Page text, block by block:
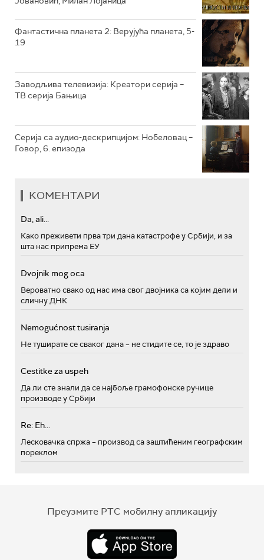
Фантастична планета 2: Верујућа планета, 5-
19
Заводљива телевизија: Креатори серија –
ТВ серија Бањица
Серија са аудио-дескрипцијом: Нобеловац –
Говор, 6. епизода
КОМЕНТАРИ
Da, ali...
Како преживети прва три дана катастрофе у Србији, и за
шта нас припрема ЕУ
Dvojnik mog oca
Вероватно свако од нас има свог двојника са којим дели и
сличну ДНК
Nemogućnost tusiranja
Не туширате се сваког дана – не стидите се, то је здраво
Cestitke za uspeh
Да ли сте знали да се најбоље грамофонске ручице
производе у Србији
Re: Eh...
Лесковачка спржа – производ са заштићеним географским
пореклом
Преузмите РТС мобилну апликацију